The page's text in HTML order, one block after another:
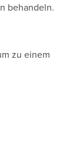
behandeln.
zu einem